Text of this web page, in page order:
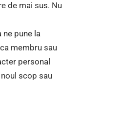
de mai sus. Nu
ne pune la
membru sau
personal
scop sau